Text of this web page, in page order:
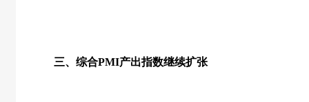
三、综合PMI产出指数继续扩张